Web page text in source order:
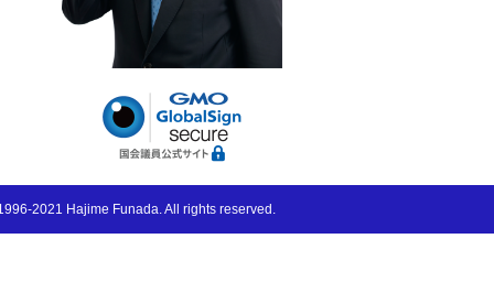
2021 Hajime Funada. All rights reserved.